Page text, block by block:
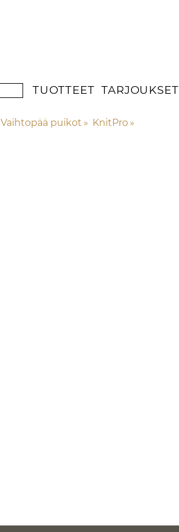
TUOTTEET TARJOUKSET
Vaihtopää puikot ‪» KnitPro ‪»